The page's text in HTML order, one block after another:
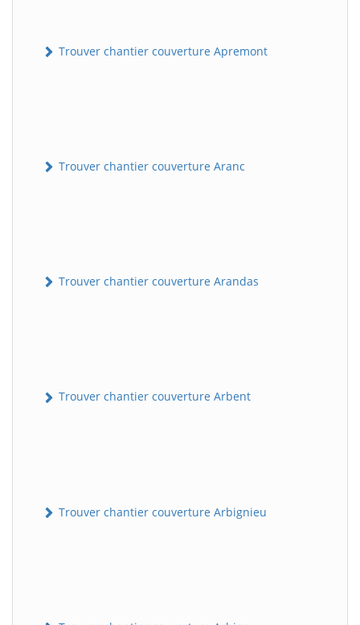
Trouver chantier couverture Apremont
Trouver chantier couverture Aranc
Trouver chantier couverture Arandas
Trouver chantier couverture Arbent
Trouver chantier couverture Arbignieu